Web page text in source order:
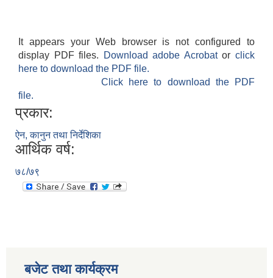
It appears your Web browser is not configured to
display PDF files.
Download adobe Acrobatorclick
here to download the PDF file.
Click here to download the PDF
file.
प्रकार:
ऐन, कानुन तथा निर्देशिका
आर्थिक वर्ष:
७८/७९
बजेट तथा कार्यक्रम